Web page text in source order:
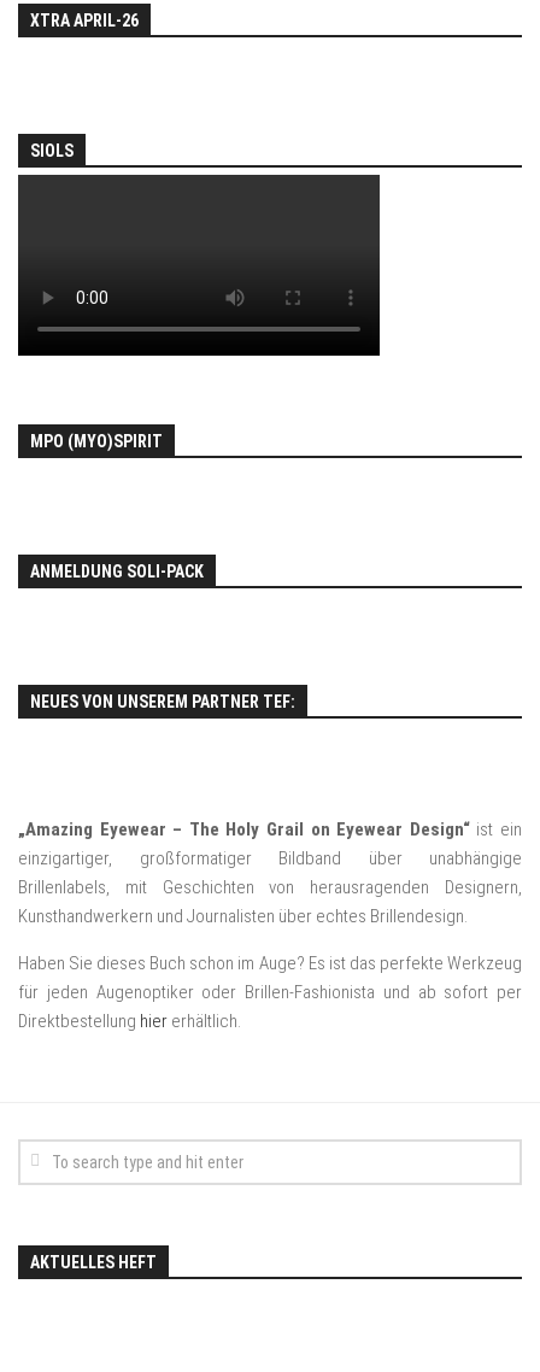
XTRA APRIL-26
SIOLS
MPO (MYO)SPIRIT
ANMELDUNG SOLI-PACK
NEUES VON UNSEREM PARTNER TEF:
„Amazing Eyewear – The Holy Grail on Eyewear Design“ist ein
einzigartiger, großformatiger Bildband über unabhängige
Brillenlabels, mit Geschichten von herausragenden Designern,
Kunsthandwerkern und Journalisten über echtes Brillendesign.
Haben Sie dieses Buch schon im Auge? Es ist das perfekte Werkzeug
für jeden Augenoptiker oder Brillen-Fashionista und ab sofort per
Direktbestellung hier erhältlich.
AKTUELLES HEFT